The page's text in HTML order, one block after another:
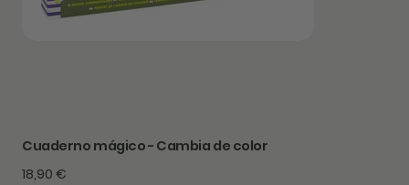
Cuaderno mágico - Cambia de color
Precio
18,90 €